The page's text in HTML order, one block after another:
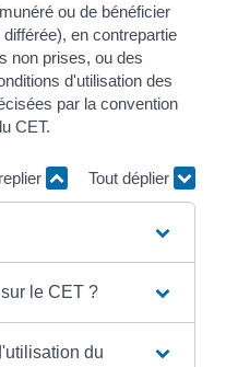
ou de bénéficier
en contrepartie
non prises, ou des
d'utilisation des
par la convention
CET.
Tout déplier
le CET ?
du